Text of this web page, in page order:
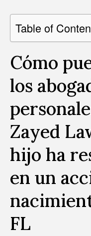
Table of
Cómo
los
Zayed
hijo ha
en un
FL